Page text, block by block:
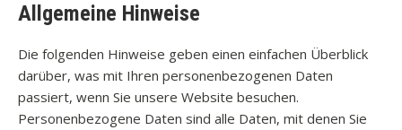
Allgemeine Hinweise
Die folgenden Hinweise geben einen einfachen Überblick
darüber, was mit Ihren personenbezogenen Daten
passiert, wenn Sie unsere Website besuchen.
Personenbezogene Daten sind alle Daten, mit denen Sie